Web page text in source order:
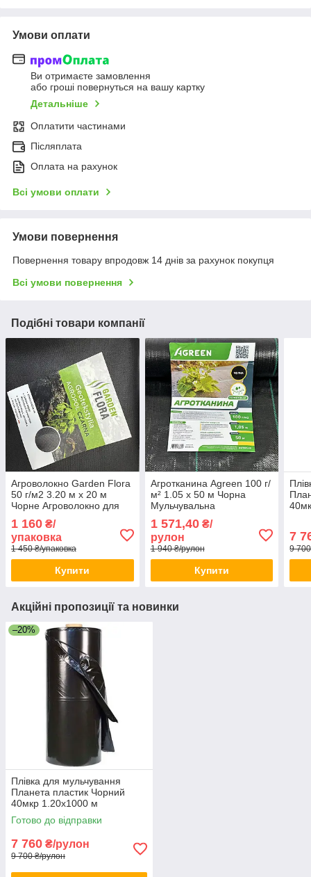
Умови оплати
Ви отримаєте замовлення
або гроші повернуться на вашу картку
Детальніше
Оплатити частинами
Післяплата
Оплата на рахунок
Всі умови оплати
Умови повернення
Повернення товару впродовж 14 днів за рахунок покупця
Всі умови повернення
Подібні товари компанії
Агроволокно Garden Flora
50 г/м2 3.20 м х 20 м
Чорне Агроволокно для
для городу
1 160 ₴/
упаковка
1 450 ₴/упаковка
Купити
Агротканина Agreen 100 г/
м² 1.05 х 50 м Чорна
Мульчувальна
Агротекстиль для парників
1 571,40₴/
рулон
1 940 ₴/рулон
Купити
7
9
Акційні пропозиції та новинки
–20%
Плівка для мульчування
Планета пластик Чорний
40мкр 1.20х1000 м
Мульчувальна первинна
плівка
Готово до відправки
7 760 ₴/рулон
9 700 ₴/рулон